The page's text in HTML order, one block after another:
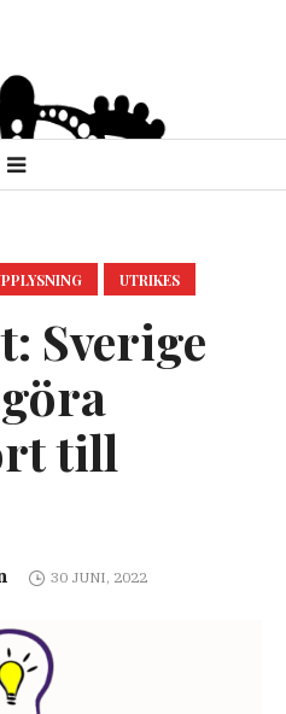
UTRIKES
Sverige
till
30 JUNI, 2022